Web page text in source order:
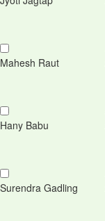
Mahesh Raut
Hany Babu
Surendra Gadling